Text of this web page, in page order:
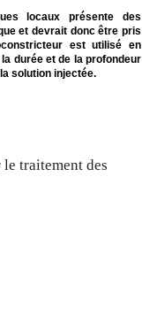
locaux présente des
et devrait donc être pris
est utilisé en
durée et de la profondeur
solution injectée.
traitement des